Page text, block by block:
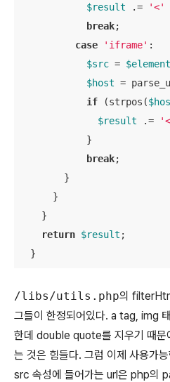
$result .= '<'
break;
case
'iframe' :
$src = $element
$host =
if (strpos(
$result .=
            }
break;
        }
      }
    }
return $result ;
  }
/libs/utils.php의
그들이 한정되어있다. a tag, img
한데 double quote를 지우기 때
는 것은 힘들다. 그럼 이제 사용가
src 속성에 들어가는 url은 php의